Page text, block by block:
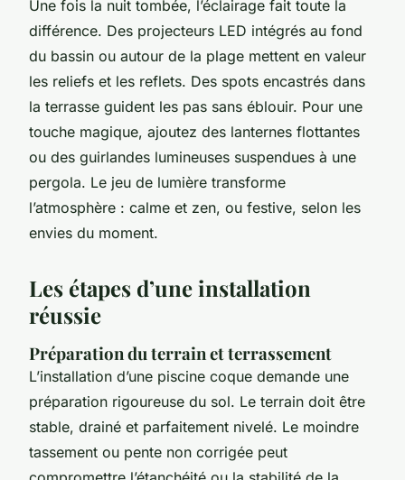
Une fois la nuit tombée, l’éclairage fait toute la
différence. Des projecteurs LED intégrés au fond
du bassin ou autour de la plage mettent en valeur
les reliefs et les reflets. Des spots encastrés dans
la terrasse guident les pas sans éblouir. Pour une
touche magique, ajoutez des lanternes flottantes
ou des guirlandes lumineuses suspendues à une
pergola. Le jeu de lumière transforme
l’atmosphère : calme et zen, ou festive, selon les
envies du moment.
Les étapes d’une installation
réussie
Préparation du terrain et terrassement
L’installation d’une piscine coque demande une
préparation rigoureuse du sol. Le terrain doit être
stable, drainé et parfaitement nivelé. Le moindre
tassement ou pente non corrigée peut